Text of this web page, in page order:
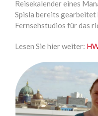
Reisekalender eines
Spisla bereits
Fernsehstudios für das
Lesen Sie hier weiter: